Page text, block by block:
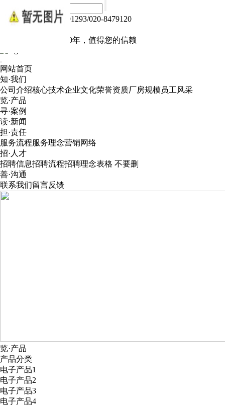
热线电话：020-84791293/020-8479120
电子产品我们做了10年，值得您的信赖
网站首页
知·我们
公司介绍核心技术企业文化荣誉资质厂房规模 员工风采
览·产品
寻·案例
读·新闻
担·责任
服务流程服务理念营销网络
招·人才
招聘信息招聘流程招聘理念表格 不要删
善·沟通
联系我们留言反馈
览·产品
产品分类
电子产品1
电子产品2
电子产品3
电子产品4